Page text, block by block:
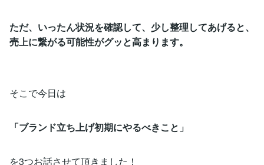
ただ、いったん状況を確認して、少し整理してあげると、
売上に繋がる可能性がグッと高まります。
そこで今日は
「ブランド立ち上げ初期にやるべきこと」
を3つお話させて頂きました！